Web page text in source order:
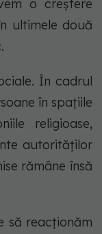
o creştere
ultimele două
În cadrul
în spaţiile
religioase,
autorităţilor
rămâne însă
să reacţionăm